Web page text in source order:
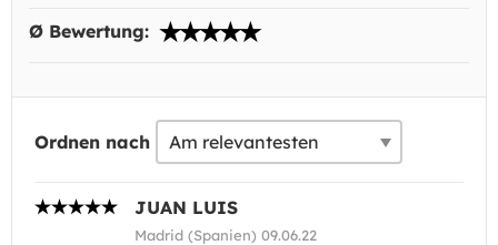
Ø Bewertung:
Ordnen nach
JUAN LUIS
Madrid (Spanien) 09.06.22